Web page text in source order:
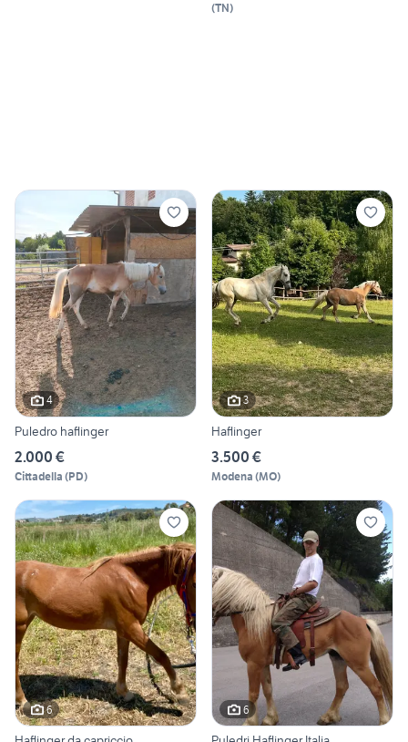
(TN)
4
Puledro haflinger
2.000 €
Cittadella (PD)
3
Haflinger
3.500 €
Modena (MO)
6 6